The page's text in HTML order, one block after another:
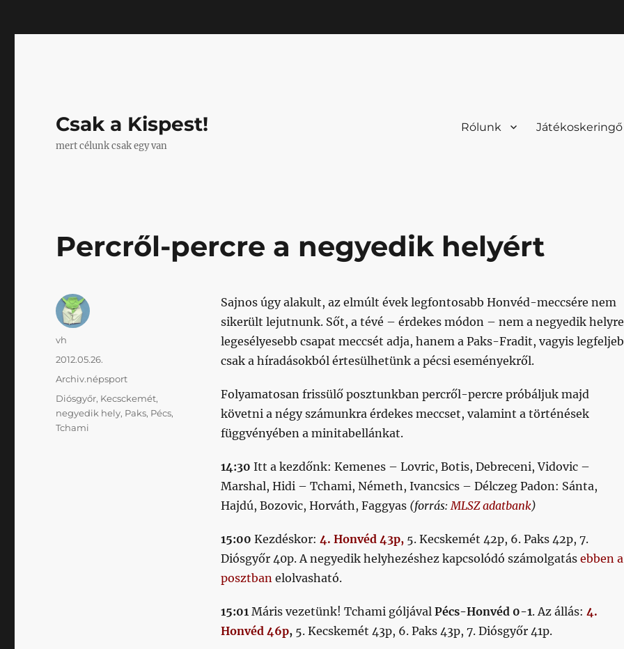
Csak a Kispest!
mert célunk csak egy van
Rólunk Játékoskeringő
Percről-percre a negyedik helyért
Sajnos úgy alakult, az elmúlt évek legfontosabb Honvéd-meccsére nem
sikerült lejutnunk. Sőt, a tévé – érdekes módon – nem a negyedik helyre
legesélyesebb csapat meccsét adja, hanem a Paks-Fradit, vagyis
csak a híradásokból értesülhetünk a pécsi eseményekről.
Folyamatosan frissülő posztunkban percről-percre próbáljuk majd
követni a négy számunkra érdekes meccset, valamint a történések
függvényében a minitabellánkat.
14:30 Itt a kezdőnk: Kemenes – Lovric, Botis, Debreceni, Vidovic –
Marshal, Hidi – Tchami, Németh, Ivancsics – Délczeg Padon: Sánta,
Hajdú, Bozovic, Horváth, Faggyas (forrás:MLSZ adatbank)
15:00 Kezdéskor: 4. Honvéd 43p,5. Kecskemét 42p, 6. Paks 42p, 7.
Diósgyőr 40p. A negyedik helyhezéshez kapcsolódó számolgatás ebben a
posztbanelolvasható.
15:01 Máris vezetünk! Tchami góljával Pécs-Honvéd 0-1. Az állás: 4.
Honvéd 46p, 5. Kecskemét 43p, 6. Paks 43p, 7. Diósgyőr 41p.
Szerző
vh
Közzétéve
2012.05.26.
Kategória
Archiv.népsport
Címke
Diósgyőr, Kecsckemét,
negyedik hely, Paks, Pécs,
Tchami